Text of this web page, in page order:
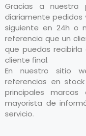
Gracias a nuestra
diariamente pedidos
siguiente en 24h o
referencia que un
que puedas
cliente final.
En nuestro sitio
referencias en
principales
mayorista de
servicio.